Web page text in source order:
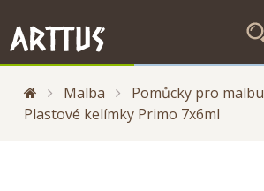
Malba Pomůcky pro malbu
Plastové kelímky Primo 7x6ml